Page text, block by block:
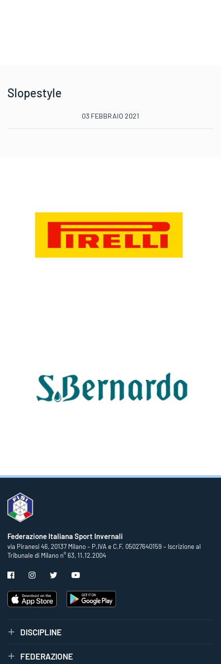
Slopestyle
03 FEBBRAIO 2021
Federazione Italiana Sport Invernali
via Piranesi 46, 20137 Milano – P.IVA e C.F. 05027640159 – Iscrizione al
Tribunale di Milano n° 63, 11.12.2004
DISCIPLINE
FEDERAZIONE